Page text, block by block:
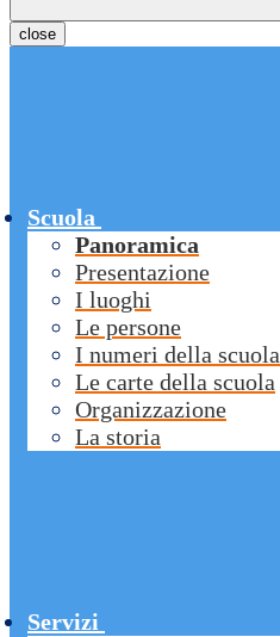
close
Scuola
Panoramica
Presentazione
I luoghi
Le persone
I numeri della scuola
Le carte della scuola
Organizzazione
La storia
Servizi